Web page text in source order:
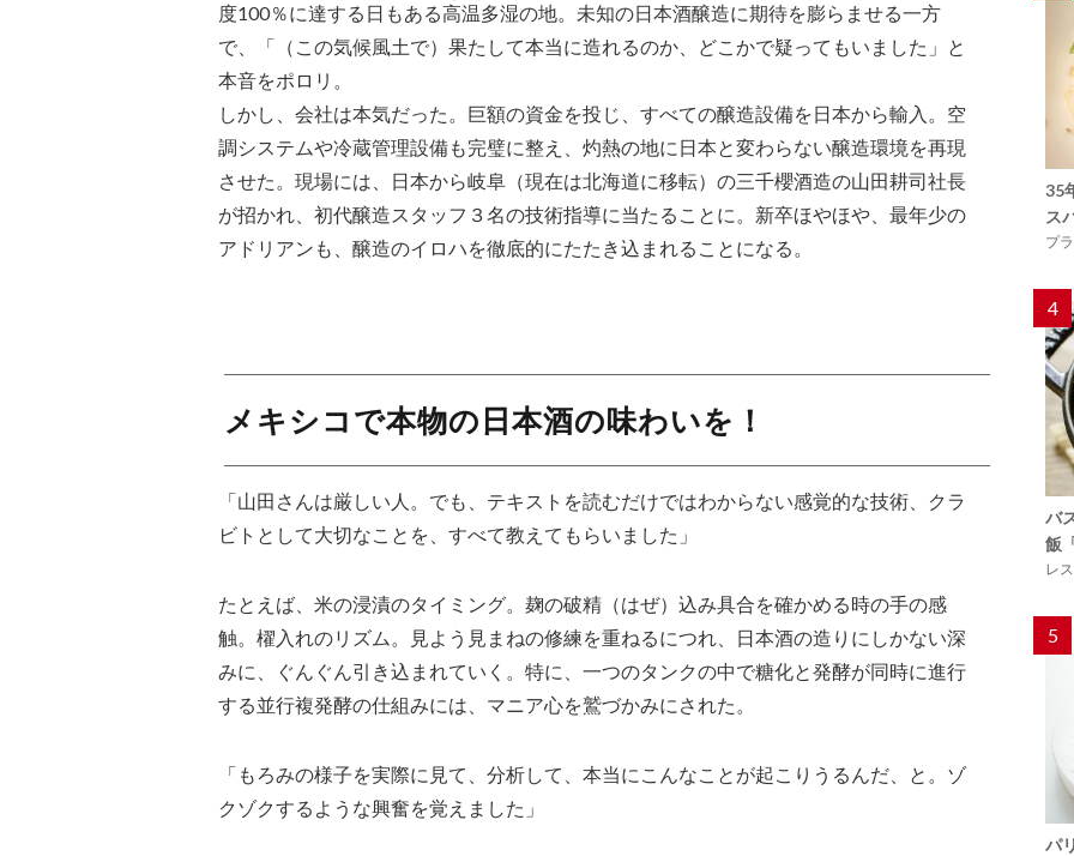
度100％に達する日もある高温多湿の地。未知の日本酒醸造に期待を膨らませる一方
で、「（この気候風土で）果たして本当に造れるのか、どこかで疑ってもいました」と
本音をポロリ。
しかし、会社は本気だった。巨額の資金を投じ、すべての醸造設備を日本から輸入。空
調システムや冷蔵管理設備も完璧に整え、灼熱の地に日本と変わらない醸造環境を再現
させた。現場には、日本から岐阜（現在は北海道に移転）の三千櫻酒造の山田耕司社長
が招かれ、初代醸造スタッフ３名の技術指導に当たることに。新卒ほやほや、最年少の
アドリアンも、醸造のイロハを徹底的にたたき込まれることになる。
メキシコで本物の日本酒の味わいを！
「山田さんは厳しい人。でも、テキストを読むだけではわからない感覚的な技術、クラ
ビトとして大切なことを、すべて教えてもらいました」
たとえば、米の浸漬のタイミング。麹の破精（はぜ）込み具合を確かめる時の手の感
触。櫂入れのリズム。見よう見まねの修練を重ねるにつれ、日本酒の造りにしかない深
みに、ぐんぐん引き込まれていく。特に、一つのタンクの中で糖化と発酵が同時に進行
する並行複発酵の仕組みには、マニア心を鷲づかみにされた。
「もろみの様子を実際に見て、分析して、本当にこんなことが起こりうるんだ、と。ゾ
クゾクするような興奮を覚えました」
35
ス
プ
4
バ
飯
レ
5
パ